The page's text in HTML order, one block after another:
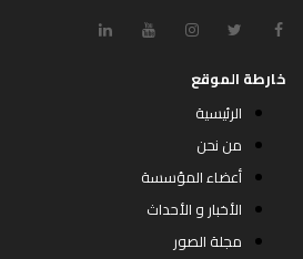
خارطة الموقع
الرئيسية
من نحن
أعضاء المؤسسة
الأخبار و الأحداث
مجلة الصور